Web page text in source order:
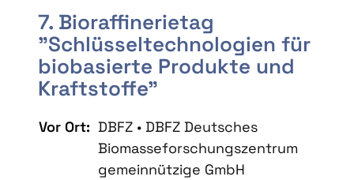
7. Bioraffinerietag
"Schlüsseltechnologien für
biobasierte Produkte und
Kraftstoffe"
Vor Ort: DBFZ • DBFZ Deutsches
Biomasseforschungszentrum
gemeinnützige GmbH